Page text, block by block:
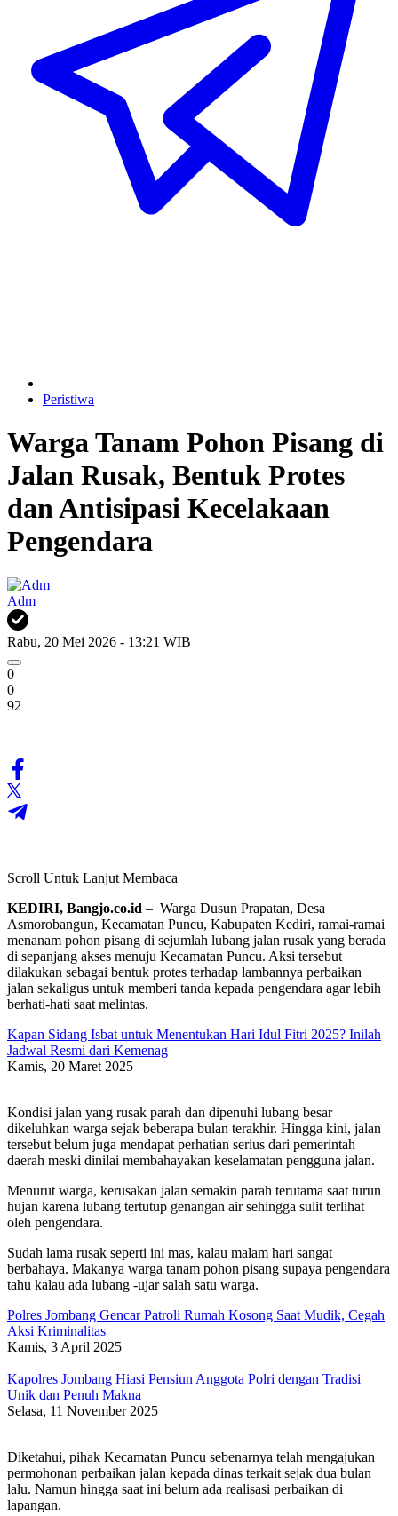
Peristiwa
Warga Tanam Pohon Pisang di
Jalan Rusak, Bentuk Protes
dan Antisipasi Kecelakaan
Pengendara
Adm
Rabu, 20 Mei 2026 - 13:21 WIB
0
0
92
Scroll Untuk Lanjut Membaca
KEDIRI, Bangjo.co.id – Warga Dusun Prapatan, Desa
Asmorobangun, Kecamatan Puncu, Kabupaten Kediri, ramai-ramai
menanam pohon pisang di sejumlah lubang jalan rusak yang berada
di sepanjang akses menuju Kecamatan Puncu. Aksi tersebut
dilakukan sebagai bentuk protes terhadap lambannya perbaikan
jalan sekaligus untuk memberi tanda kepada pengendara agar lebih
berhati-hati saat melintas.
Kapan Sidang Isbat untuk Menentukan Hari Idul Fitri 2025? Inilah
Jadwal Resmi dari Kemenag
Kamis, 20 Maret 2025
Kondisi jalan yang rusak parah dan dipenuhi lubang besar
dikeluhkan warga sejak beberapa bulan terakhir. Hingga kini, jalan
tersebut belum juga mendapat perhatian serius dari pemerintah
daerah meski dinilai membahayakan keselamatan pengguna jalan.
Menurut warga, kerusakan jalan semakin parah terutama saat turun
hujan karena lubang tertutup genangan air sehingga sulit terlihat
oleh pengendara.
Sudah lama rusak seperti ini mas, kalau malam hari sangat
berbahaya. Makanya warga tanam pohon pisang supaya pengendara
tahu kalau ada lubang -ujar salah satu warga.
Polres Jombang Gencar Patroli Rumah Kosong Saat Mudik, Cegah
Aksi Kriminalitas
Kamis, 3 April 2025
Kapolres Jombang Hiasi Pensiun Anggota Polri dengan Tradisi
Unik dan Penuh Makna
Selasa, 11 November 2025
Diketahui, pihak Kecamatan Puncu sebenarnya telah mengajukan
permohonan perbaikan jalan kepada dinas terkait sejak dua bulan
lalu. Namun hingga saat ini belum ada realisasi perbaikan di
lapangan.